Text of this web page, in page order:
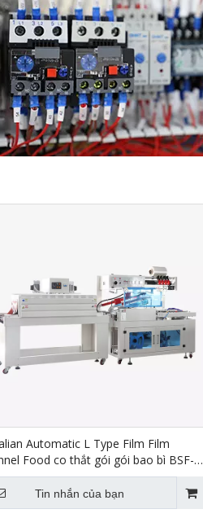
Automatic L Type Film Film
Food co thắt gói gói bao bì BSF-
E+BS-4522
Tin nhắn của bạn